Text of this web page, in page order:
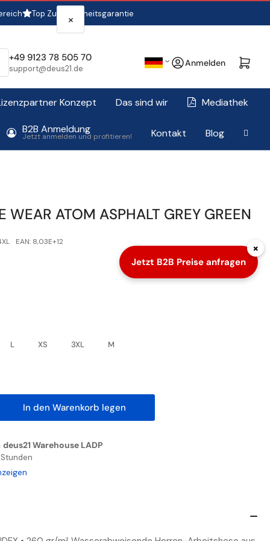
Top Zufriedenheitsgarantie
+49 9123 78 505 70
support@deus21.de
S
r
c
h
Anmelden
Anmelden Mini-Warenkorb öffnen
Konzept Das sind wir Mediathek
B2B Anmeldung
Jetzt anmelden und profitieren! Kontakt Blog
WEAR ATOM ASPHALT GREY GREEN
EAN: 8,03E+12
L XS 3XL
M
In den Warenkorb legen
deus21 Warehouse LADP
×
Jetzt B2B Preise anfragen
×